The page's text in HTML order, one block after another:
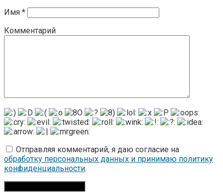
Имя *
Комментарий
Отправляя комментарий, я даю согласие на
обработку персональных данных и принимаю политику
конфиденциальности.